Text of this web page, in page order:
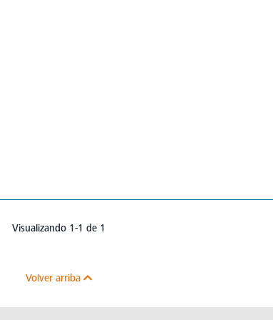
Visualizando 1-1 de 1
Volver arriba